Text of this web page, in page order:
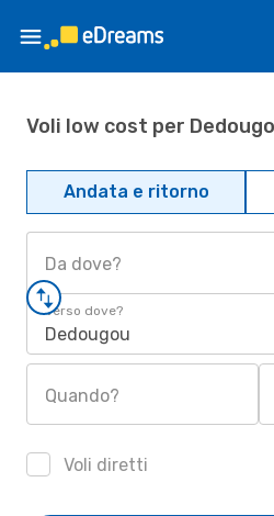
Voli low cost per
Andata e ritorno
Da dove?
Verso dove?
Dedougou
Quando?
Voli diretti